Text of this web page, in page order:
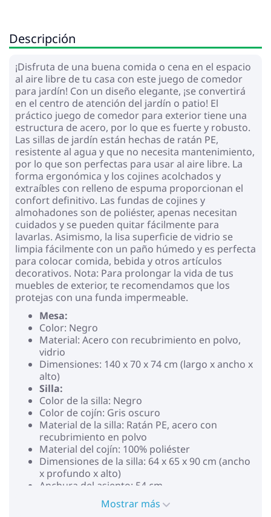
Descripción
¡Disfruta de una buena comida o cena en el espacio
al aire libre de tu casa con este juego de comedor
para jardín! Con un diseño elegante, ¡se convertirá
en el centro de atención del jardín o patio! El
práctico juego de comedor para exterior tiene una
estructura de acero, por lo que es fuerte y robusto.
Las sillas de jardín están hechas de ratán PE,
resistente al agua y que no necesita mantenimiento,
por lo que son perfectas para usar al aire libre. La
forma ergonómica y los cojines acolchados y
extraíbles con relleno de espuma proporcionan el
confort definitivo. Las fundas de cojines y
almohadones son de poliéster, apenas necesitan
cuidados y se pueden quitar fácilmente para
lavarlas. Asimismo, la lisa superficie de vidrio se
limpia fácilmente con un paño húmedo y es perfecta
para colocar comida, bebida y otros artículos
decorativos. Nota: Para prolongar la vida de tus
muebles de exterior, te recomendamos que los
protejas con una funda impermeable.
Mesa:
Color: Negro
Material: Acero con recubrimiento en polvo,
vidrio
Dimensiones: 140 x 70 x 74 cm (largo x ancho x
alto)
Silla:
Color de la silla: Negro
Color de cojín: Gris oscuro
Material de la silla: Ratán PE, acero con
recubrimiento en polvo
Material del cojín: 100% poliéster
Dimensiones de la silla: 64 x 65 x 90 cm (ancho
x profundo x alto)
Anchura del asiento: 54 cm
Profundidad del asiento: 49 cm
Altura del asiento desde el suelo sin cojín: 41
Mostrar más